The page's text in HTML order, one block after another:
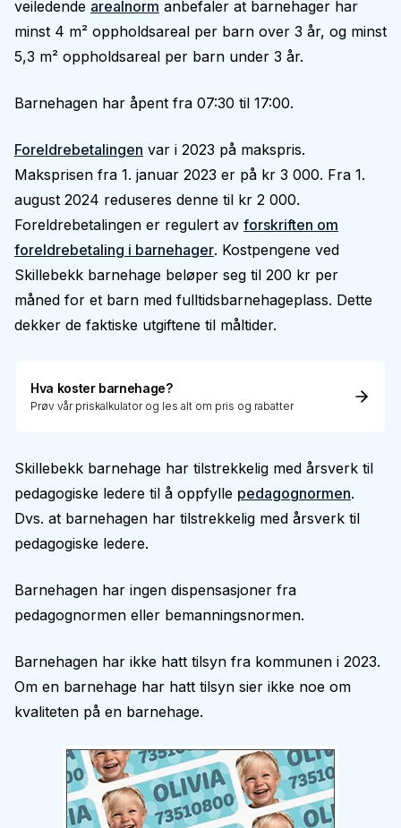
veiledende arealnorm anbefaler at barnehager har
minst 4 m² oppholdsareal per barn over 3 år, og minst
5,3 m² oppholdsareal per barn under 3 år.
Barnehagen har åpent fra 07:30 til 17:00.
Foreldrebetalingen var i 2023 på makspris.
Maksprisen fra 1. januar 2023 er på kr 3 000. Fra 1.
august 2024 reduseres denne til kr 2 000.
Foreldrebetalingen er regulert av forskriften om
foreldrebetaling i barnehager. Kostpengene ved
Skillebekk barnehage beløper seg til 200 kr per
måned for et barn med fulltidsbarnehageplass. Dette
dekker de faktiske utgiftene til måltider.
Hva koster barnehage?
Prøv vår priskalkulator og les alt om pris og rabatter
Skillebekk barnehage har tilstrekkelig med årsverk til
pedagogiske ledere til å oppfylle pedagognormen.
Dvs. at barnehagen har tilstrekkelig med årsverk til
pedagogiske ledere.
Barnehagen har ingen dispensasjoner fra
pedagognormen eller bemanningsnormen.
Barnehagen har ikke hatt tilsyn fra kommunen i 2023.
Om en barnehage har hatt tilsyn sier ikke noe om
kvaliteten på en barnehage.